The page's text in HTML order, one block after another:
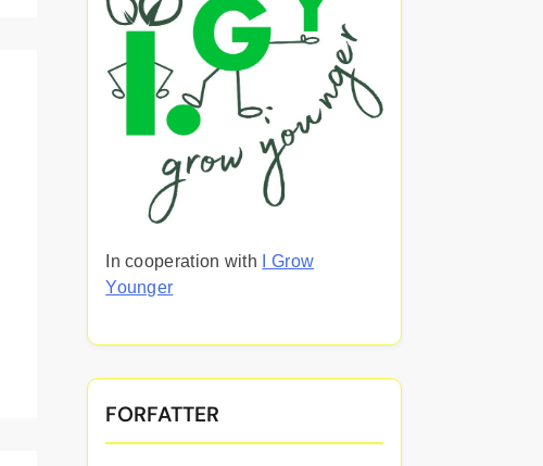
In cooperation with
I Grow
Younger
FORFATTER